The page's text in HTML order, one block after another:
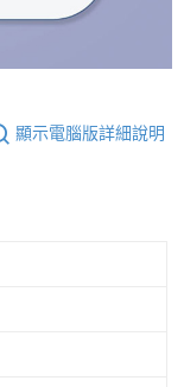
顯示電腦版詳細說明